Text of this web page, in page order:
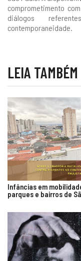
comprometimento
diálogos
contemporaneidade.
LEIA TAMBÉM
Infâncias em
parques e bairros de